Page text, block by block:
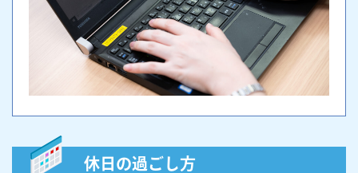
休日の過ごし方